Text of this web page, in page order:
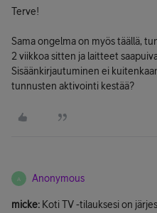
Terve!
Sama ongelma on myös täällä,
2 viikkoa sitten ja laitteet
Sisäänkirjautuminen ei
tunnusten aktivointi kestää?
A Anonymous
micke: Koti TV -tilauksesi on